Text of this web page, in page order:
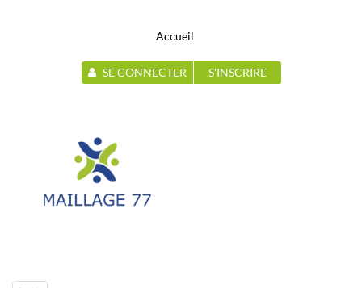
Accueil
SE CONNECTER S'INSCRIRE